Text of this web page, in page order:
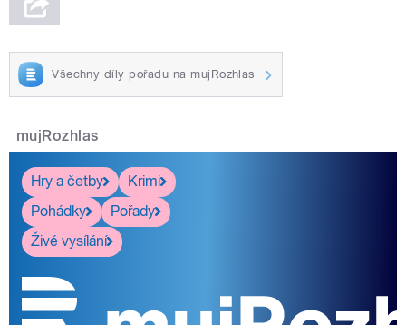
Všechny díly pořadu na mujRozhlas
mujRozhlas
Hry a četby
Krimi
Pohádky
Pořady
Živé vysílání